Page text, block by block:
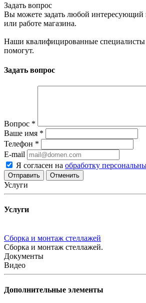
Задать вопрос
Вы можете задать любой интересующий
или работе магазина.
Наши квалифицированные специалисты
помогут.
Задать вопрос
Вопрос *
Ваше имя *
Телефон *
E-mail
Я согласен на обработку
Отменить
Услуги
Услуги
Сборка и монтаж стеллажей
Сборка и монтаж стеллажей.
Документы
Видео
Дополнительные элементы